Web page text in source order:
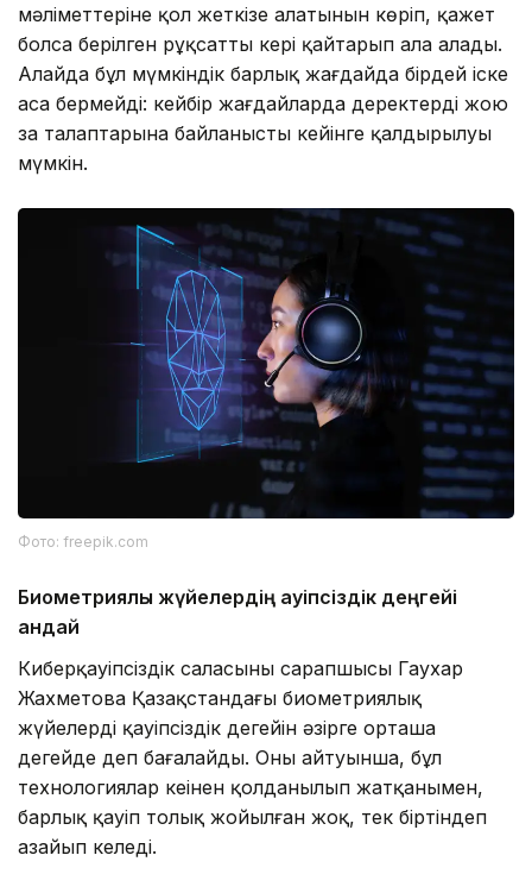
мәліметтеріне қол жеткізе алатынын көріп, қажет
болса берілген рұқсатты кері қайтарып ала алады.
Алайда бұл мүмкіндік барлық жағдайда бірдей іске
аса бермейді: кейбір жағдайларда деректерді жою
заң талаптарына байланысты кейінге қалдырылуы
мүмкін.
Фото: freepik.com
Биометриялық жүйелердің қауіпсіздік деңгейі
қандай
Киберқауіпсіздік саласының сарапшысы Гаухар
Жахметова Қазақстандағы биометриялық
жүйелердің қауіпсіздік деңгейін әзірге орташа
деңгейде деп бағалайды. Оның айтуынша, бұл
технологиялар кеңінен қолданылып жатқанымен,
барлық қауіп толық жойылған жоқ, тек біртіндеп
азайып келеді.